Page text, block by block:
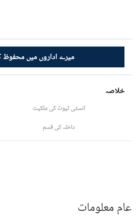
میرے اداروں میں محفوظ
خلاصہ
انسٹی ٹیوٹ کی ملکیت
داخلہ کی قسم
عام معلومات